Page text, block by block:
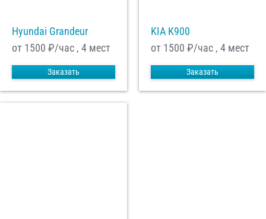
Hyundai Grandeur
от 1500 ₽/час , 4 мест
Заказать
KIA K900
от 1500 ₽/час , 4 мест
Заказать